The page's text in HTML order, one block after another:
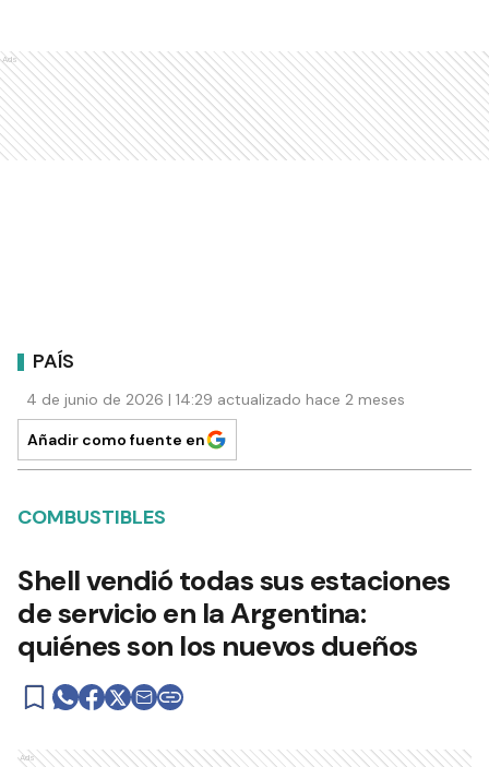
Ads
PAÍS
4 de junio de 2026 | 14:29 actualizado hace 2 meses
Añadir como fuente en
COMBUSTIBLES
Shell vendió todas sus estaciones
de servicio en la Argentina:
quiénes son los nuevos dueños
Ads